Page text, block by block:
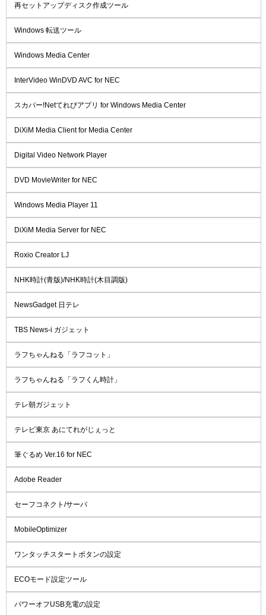
再セットアップディスク作成ツール
Windows 転送ツール
Windows Media Center
InterVideo WinDVD AVC for NEC
スカパー!Netてれびアプリ for Windows Media Center
DiXiM Media Client for Media Center
Digital Video Network Player
DVD MovieWriter for NEC
Windows Media Player 11
DiXiM Media Server for NEC
Roxio Creator LJ
NHK時計(青版)/NHK時計(木目調版)
NewsGadget 日テレ
TBS News-i ガジェット
ラフちゃんねる「ラフコット」
ラフちゃんねる「ラフくん時計」
テレ朝ガジェット
テレビ東京 あにてれがじぇっと
筆ぐるめ Ver.16 for NEC
Adobe Reader
セーフコネクト/サーバ
MobileOptimizer
ワンタッチスタートボタンの設定
ECOモード設定ツール
パワーオフUSB充電の設定